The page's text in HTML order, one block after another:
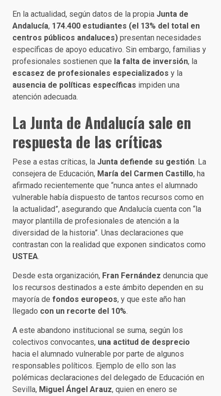
En la actualidad, según datos de la propia Junta de
Andalucía, 174.400 estudiantes (el 13% del total en
centros públicos andaluces) presentan necesidades
específicas de apoyo educativo. Sin embargo, familias y
profesionales sostienen que la falta de inversión, la
escasez de profesionales especializados y la
ausencia de políticas específicas impiden una
atención adecuada.
La Junta de Andalucía sale en
respuesta de las críticas
Pese a estas críticas, la Junta defiende su gestión. La
consejera de Educación, María del Carmen Castillo, ha
afirmado recientemente que “nunca antes el alumnado
vulnerable había dispuesto de tantos recursos como en
la actualidad”, asegurando que Andalucía cuenta con “la
mayor plantilla de profesionales de atención a la
diversidad de la historia”. Unas declaraciones que
contrastan con la realidad que exponen sindicatos como
USTEA.
Desde esta organización, Fran Fernández denuncia que
los recursos destinados a este ámbito dependen en su
mayoría de fondos europeos, y que este año han
llegado con un recorte del 10%.
A este abandono institucional se suma, según los
colectivos convocantes, una actitud de desprecio
hacia el alumnado vulnerable por parte de algunos
responsables políticos. Ejemplo de ello son las
polémicas declaraciones del delegado de Educación en
Sevilla, Miguel Ángel Arauz, quien en enero se